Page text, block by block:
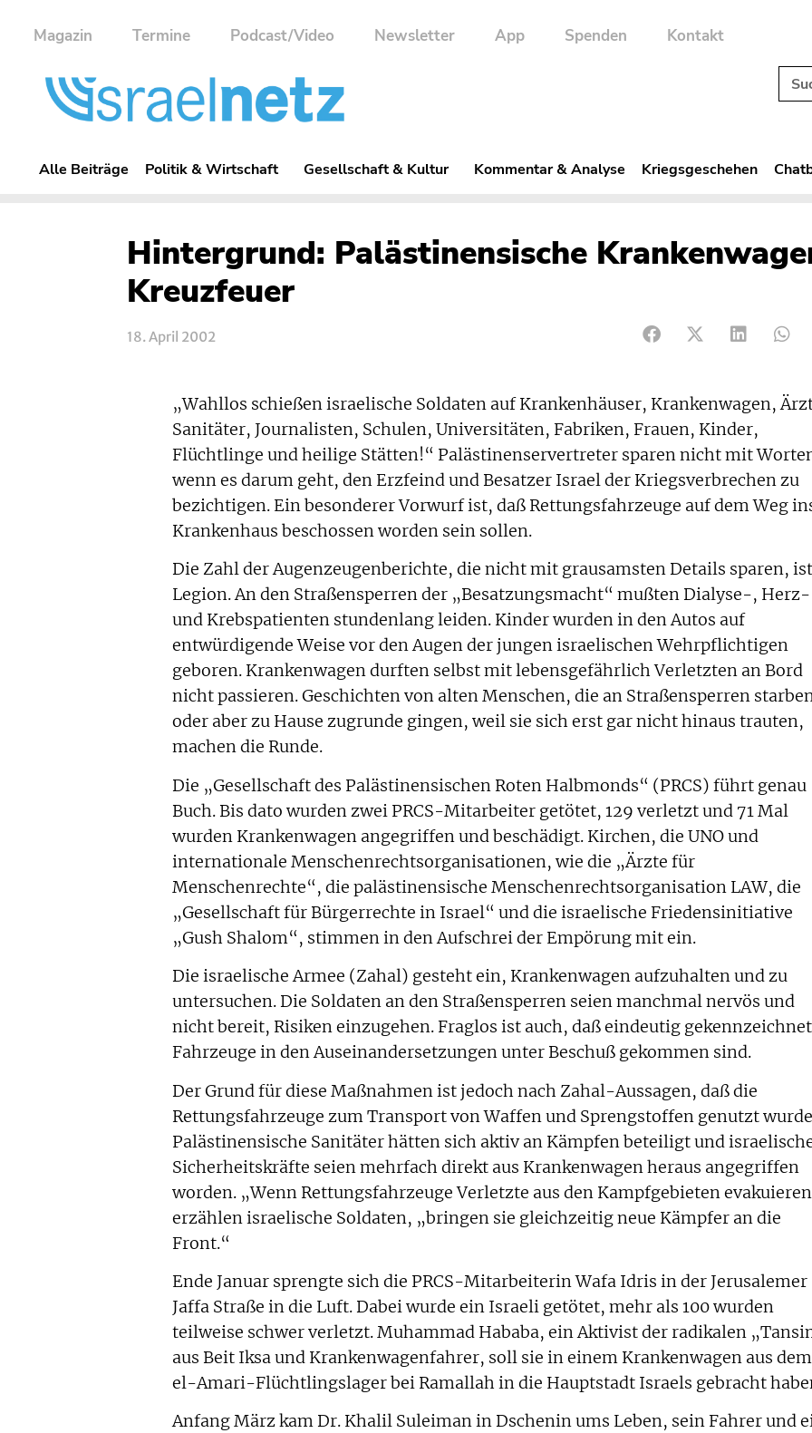
Magazin Termine Podcast/Video Newsletter App Spenden Kontakt
Alle Beiträge Politik & Wirtschaft Gesellschaft & Kultur Kommentar & Analyse Kriegsgeschehen
Hintergrund: Palästinensische
Kreuzfeuer
18. April 2002
„Wahllos schießen israelische Soldaten auf Krankenhäuser, Krankenwagen,
Sanitäter, Journalisten, Schulen, Universitäten, Fabriken, Frauen, Kinder,
Flüchtlinge und heilige Stätten!“ Palästinenservertreter sparen nicht mit
wenn es darum geht, den Erzfeind und Besatzer Israel der Kriegsverbrechen zu
bezichtigen. Ein besonderer Vorwurf ist, daß Rettungsfahrzeuge auf dem Weg
Krankenhaus beschossen worden sein sollen.
Die Zahl der Augenzeugenberichte, die nicht mit grausamsten Details sparen, ist
Legion. An den Straßensperren der „Besatzungsmacht“ mußten Dialyse-, Herz-
und Krebspatienten stundenlang leiden. Kinder wurden in den Autos auf
entwürdigende Weise vor den Augen der jungen israelischen Wehrpflichtigen
geboren. Krankenwagen durften selbst mit lebensgefährlich Verletzten an Bord
nicht passieren. Geschichten von alten Menschen, die an Straßensperren
oder aber zu Hause zugrunde gingen, weil sie sich erst gar nicht hinaus trauten,
machen die Runde.
Die „Gesellschaft des Palästinensischen Roten Halbmonds“ (PRCS) führt genau
Buch. Bis dato wurden zwei PRCS-Mitarbeiter getötet, 129 verletzt und 71 Mal
wurden Krankenwagen angegriffen und beschädigt. Kirchen, die UNO und
internationale Menschenrechtsorganisationen, wie die „Ärzte für
Menschenrechte“, die palästinensische Menschenrechtsorganisation LAW, die
„Gesellschaft für Bürgerrechte in Israel“ und die israelische Friedensinitiative
„Gush Shalom“, stimmen in den Aufschrei der Empörung mit ein.
Die israelische Armee (Zahal) gesteht ein, Krankenwagen aufzuhalten und zu
untersuchen. Die Soldaten an den Straßensperren seien manchmal nervös und
nicht bereit, Risiken einzugehen. Fraglos ist auch, daß eindeutig
Fahrzeuge in den Auseinandersetzungen unter Beschuß gekommen sind.
Der Grund für diese Maßnahmen ist jedoch nach Zahal-Aussagen, daß die
Rettungsfahrzeuge zum Transport von Waffen und Sprengstoffen genutzt
Palästinensische Sanitäter hätten sich aktiv an Kämpfen beteiligt und
Sicherheitskräfte seien mehrfach direkt aus Krankenwagen heraus angegriffen
worden. „Wenn Rettungsfahrzeuge Verletzte aus den Kampfgebieten
erzählen israelische Soldaten, „bringen sie gleichzeitig neue Kämpfer an die
Front.“
Ende Januar sprengte sich die PRCS-Mitarbeiterin Wafa Idris in der Jerusalemer
Jaffa Straße in die Luft. Dabei wurde ein Israeli getötet, mehr als 100 wurden
teilweise schwer verletzt. Muhammad Hababa, ein Aktivist der radikalen
aus Beit Iksa und Krankenwagenfahrer, soll sie in einem Krankenwagen aus dem
el-Amari-Flüchtlingslager bei Ramallah in die Hauptstadt Israels gebracht
Anfang März kam Dr. Khalil Suleiman in Dschenin ums Leben, sein Fahrer und